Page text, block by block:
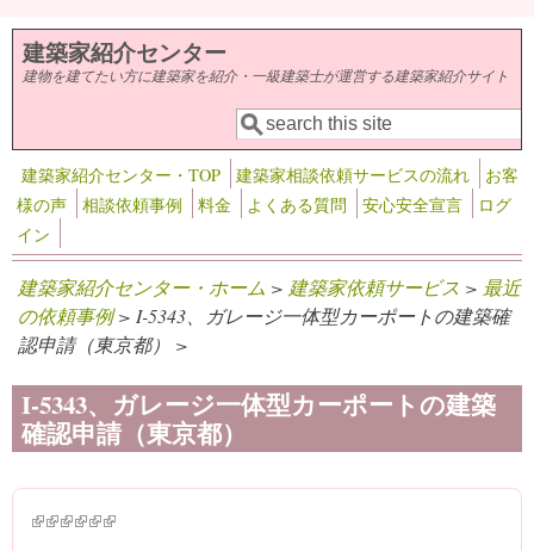
メインコンテンツに移動
建築家紹介センター
建物を建てたい方に建築家を紹介・一級建築士が運営する建築家紹介サイト
検索フォーム
検索
建築家紹介センター・TOP 建築家相談依頼サービスの流れ
お客
様の声
相談依頼事例 料金 よくある質問 安心安全宣言
ログ
イン
建築家紹介センター・ホーム > 建築家依頼サービス > 最近
の依頼事例> I-5343、ガレージ一体型カーポートの建築確
認申請（東京都） >
I-5343、ガレージ一体型カーポートの建築
確認申請（東京都）
(link is external)
(link is external)
(link is external)
(link is external)
(link is external)
(link is external)